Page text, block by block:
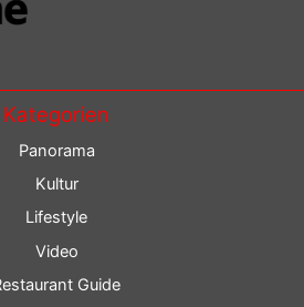
Kategorien
Panorama
Kultur
Lifestyle
Video
Guide